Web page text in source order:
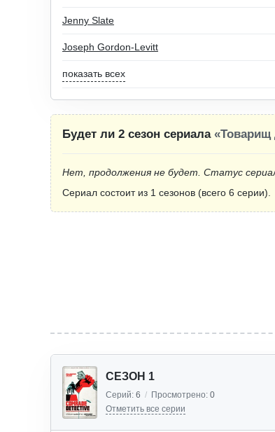
Jenny Slate
Joseph Gordon-Levitt
показать всех
Будет ли 2 сезон сериала «Товарищ
Нет, продолжения не будет. Статус
Сериал состоит из 1 сезонов (всего 6 серии).
СЕЗОН 1
Серий: 6 / Просмотрено: 0
Отметить все серии